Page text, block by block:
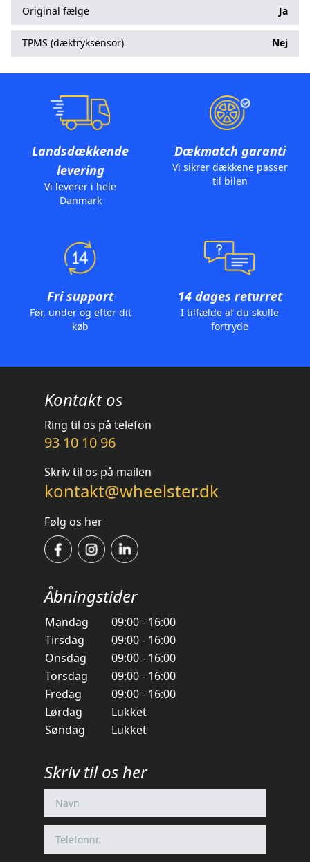
Original fælge Ja
TPMS (dæktryksensor) Nej
Landsdækkende
levering
Vi leverer i hele
Danmark
Dækmatch garanti
Vi sikrer dækkene passer
til bilen
Fri support
Før, under og efter dit
køb
14 dages returret
I tilfælde af du skulle
fortryde
Kontakt os
Ring til os på telefon
93 10 10 96
Skriv til os på mailen
kontakt@wheelster.dk
Følg os her
Åbningstider
Mandag
09:00 - 16:00
Tirsdag
09:00 - 16:00
Onsdag
09:00 - 16:00
Torsdag
09:00 - 16:00
Fredag
09:00 - 16:00
Lørdag
Lukket
Søndag
Lukket
Skriv til os her